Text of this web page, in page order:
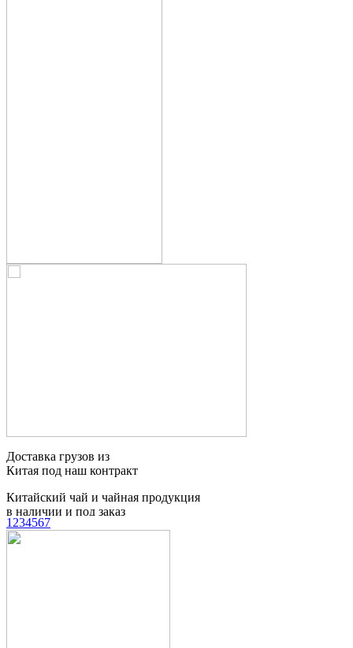
Китайский чай и чайная продукция
в наличии и под заказ
Доставка сборных
грузов из Китая
Таможенное
1234567